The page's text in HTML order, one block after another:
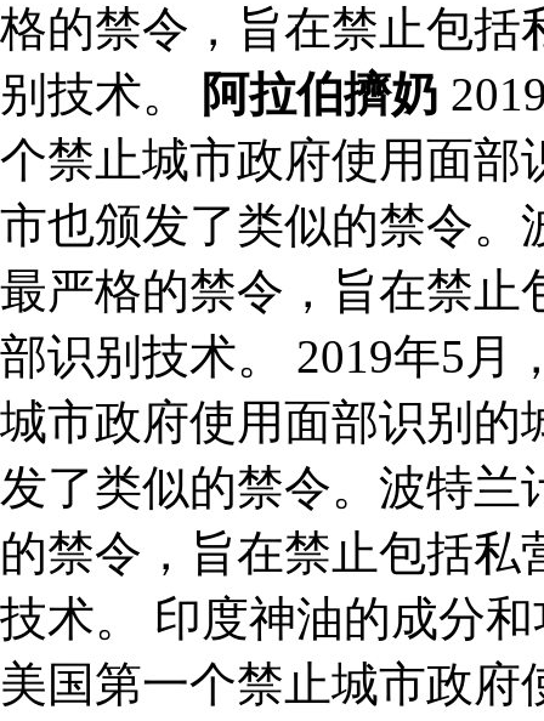
格的禁令，旨在禁止包括
别技术。
阿拉伯擠奶
个禁止城市政府使用面部
市也颁发了类似的禁令。
最严格的禁令，旨在禁止
部识别技术。 2019年5月
城市政府使用面部识别的
发了类似的禁令。波特兰
的禁令，旨在禁止包括
技术。 印度神油的成分
美国第一个禁止城市政